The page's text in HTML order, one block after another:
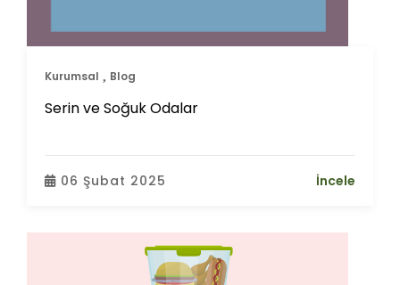
Kurumsal Blog
Serin ve Soğuk Odalar
06 Şubat 2025 İncele